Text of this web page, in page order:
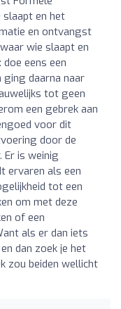
en het
en ontvangst
wie slaapt en
eens een
daarna naar
tot geen
een gebrek aan
voor dit
door de
Er is weinig
ervaren als een
tot een
om met deze
of een
als er dan iets
dan zoek je het
zou beiden wellicht